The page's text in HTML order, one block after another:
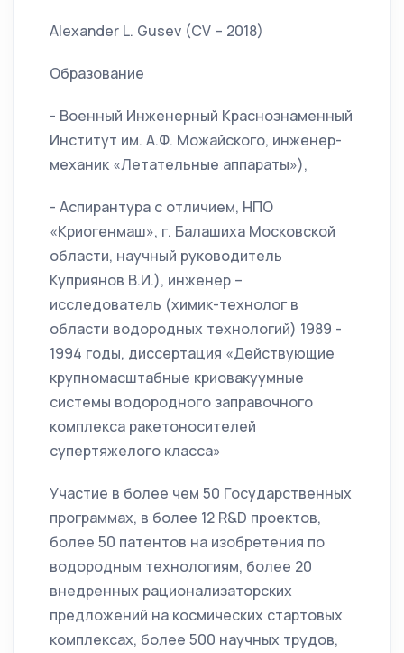
Alexander L. Gusev (CV – 2018)
Образование
- Военный Инженерный Краснознаменный
Институт им. А.Ф. Можайского, инженер-
механик «Летательные аппараты»),
- Аспирантура с отличием, НПО
«Криогенмаш», г. Балашиха Московской
области, научный руководитель
Куприянов В.И.), инженер –
исследователь (химик-технолог в
области водородных технологий) 1989 -
1994 годы, диссертация «Действующие
крупномасштабные криовакуумные
системы водородного заправочного
комплекса ракетоносителей
супертяжелого класса»
Участие в более чем 50 Государственных
программах, в более 12 R&D проектов,
более 50 патентов на изобретения по
водородным технологиям, более 20
внедренных рационализаторских
предложений на космических стартовых
комплексах, более 500 научных трудов,